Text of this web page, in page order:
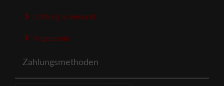
Zahlung & Versand
Impressum
Zahlungsmethoden